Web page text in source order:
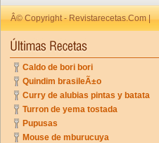
Â© Copyright - Revistarecetas.Com |
Caldo de bori bori
Quindim brasileÃ±o
Curry de alubias pintas y batata
Turron de yema tostada
Pupusas
Mouse de mburucuya